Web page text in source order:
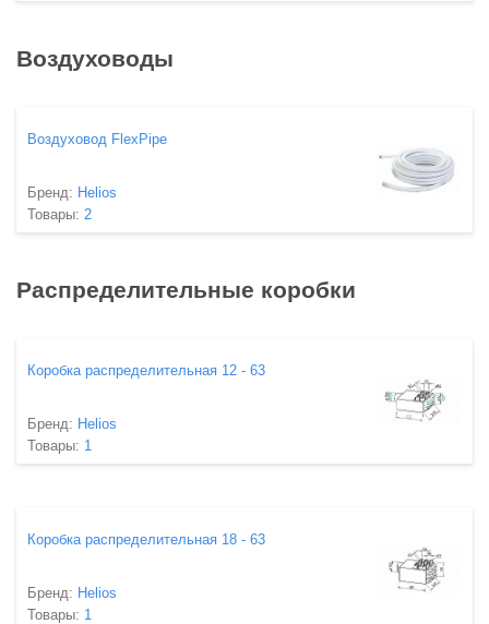
Воздуховоды
Воздуховод FlexPipe
Бренд: Helios
Товары: 2
Распределительные коробки
Коробка распределительная 12 - 63
Бренд: Helios
Товары: 1
Коробка распределительная 18 - 63
Бренд: Helios
Товары: 1